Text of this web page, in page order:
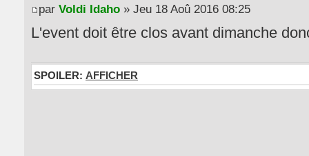
par Voldi Idaho » Jeu 18 Aoû 2016 08:25
L'event doit être clos avant dimanche
SPOILER: AFFICHER